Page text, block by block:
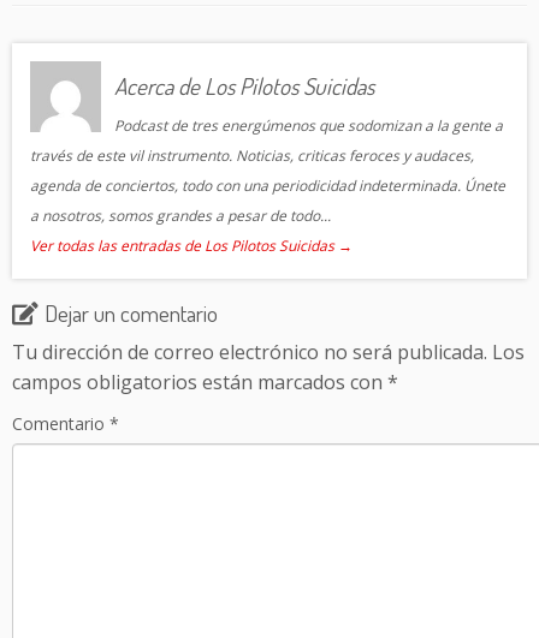
Acerca de Los Pilotos Suicidas
Podcast de tres energúmenos que sodomizan a la gente a
través de este vil instrumento. Noticias, criticas feroces y audaces,
agenda de conciertos, todo con una periodicidad indeterminada. Únete
a nosotros, somos grandes a pesar de todo...
Ver todas las entradas de Los Pilotos Suicidas →
Dejar un comentario
Tu dirección de correo electrónico no será publicada. Los
campos obligatorios están marcados con *
Comentario *